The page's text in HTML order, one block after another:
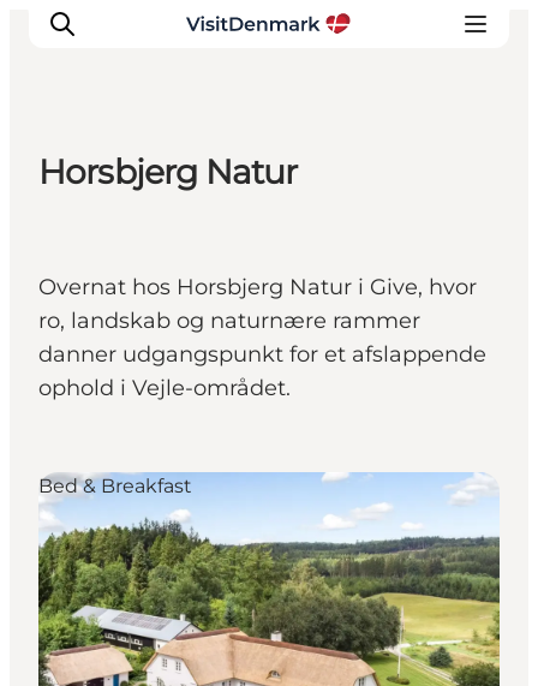
Oplevelser
Overnatning
Planlæg ferien
Horsbjerg Natur
Overnat hos Horsbjerg Natur i Give, hvor
ro, landskab og naturnære rammer
danner udgangspunkt for et afslappende
ophold i Vejle-området.
Bed & Breakfast